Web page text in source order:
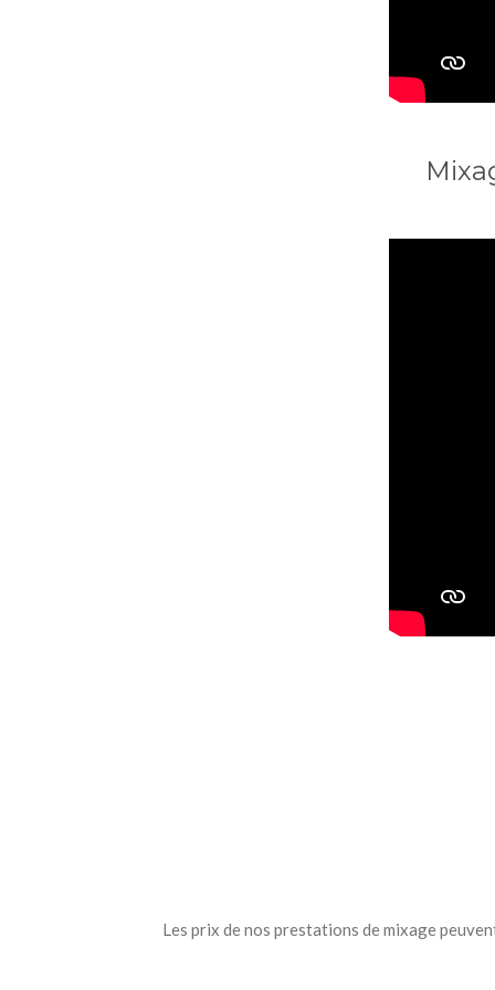
Les prix de nos prestations de mixage